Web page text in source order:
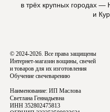
в трёх крупных городах
и
© 2024-2026. Все права защищены
Интернет-магазин вощины, свечей
и товаров для их изготовления
Обучение свечеварению
Наименование: ИП Маслова
Светлана Геннадьевна
ИНН 352802475813